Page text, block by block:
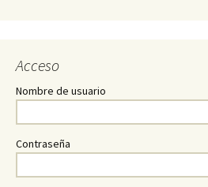
Acceso
Nombre de usuario
Contraseña